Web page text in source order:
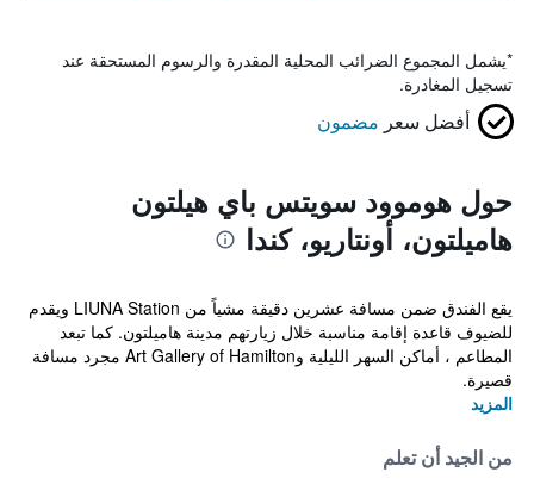
*يشمل المجموع الضرائب المحلية المقدرة والرسوم المستحقة عند
تسجيل المغادرة.
أفضل سعر مضمون
حول هوموود سويتس باي هيلتون
هاميلتون، أونتاريو، كندا
يقع الفندق ضمن مسافة عشرين دقيقة مشياً من LIUNA Station ويقدم
للضيوف قاعدة إقامة مناسبة خلال زيارتهم مدينة هاميلتون. كما تبعد
المطاعم ، أماكن السهر الليلية وArt Gallery of Hamilton مجرد مسافة
قصيرة.
المزيد
من الجيد أن تعلم